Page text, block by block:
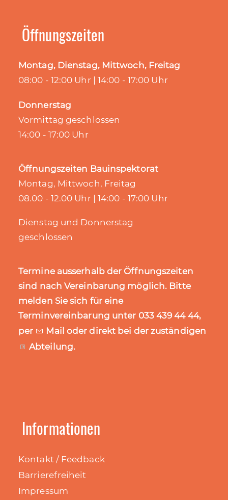
Öffnungszeiten
Montag, Dienstag, Mittwoch, Freitag
08:00 - 12:00 Uhr | 14:00 - 17:00 Uhr
Donnerstag
Vormittag geschlossen
14:00 - 17:00 Uhr
Öffnungszeiten Bauinspektorat
Montag, Mittwoch, Freitag
08.00 - 12.00 Uhr | 14:00 - 17:00 Uhr
Dienstag und Donnerstag
geschlossen
Termine ausserhalb der Öffnungszeiten
sind nach Vereinbarung möglich. Bitte
melden Sie sich für eine
Terminvereinbarung unter 033 439 44 44,
per
Mail oder direkt bei der zuständigen
Abteilung.
Informationen
Kontakt / Feedback
Barrierefreiheit
Impressum